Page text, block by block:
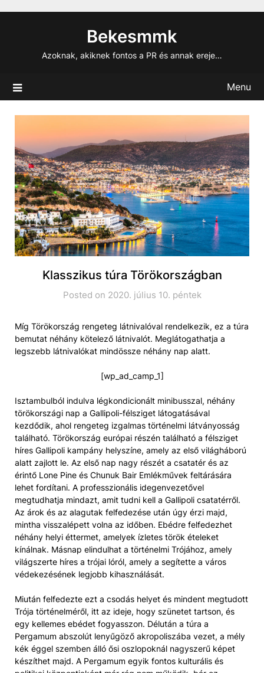
Bekesmmk
Azoknak, akiknek fontos a PR és annak ereje…
Menu
Klasszikus túra Törökországban
Posted on 2020. július 10. péntek
Míg Törökország rengeteg látnivalóval rendelkezik, ez a túra
bemutat néhány kötelező látnivalót. Meglátogathatja a
legszebb látnivalókat mindössze néhány nap alatt.
[wp_ad_camp_1]
Isztambulból indulva légkondicionált minibusszal, néhány
törökországi nap a Gallipoli-félsziget látogatásával
kezdődik, ahol rengeteg izgalmas történelmi látványosság
található. Törökország európai részén található a félsziget
híres Gallipoli kampány helyszíne, amely az első világháború
alatt zajlott le. Az első nap nagy részét a csatatér és az
érintő Lone Pine és Chunuk Bair Emlékművek feltárására
lehet fordítani. A professzionális idegenvezetővel
megtudhatja mindazt, amit tudni kell a Gallipoli csatatérről.
Az árok és az alagutak felfedezése után úgy érzi majd,
mintha visszalépett volna az időben. Ebédre felfedezhet
néhány helyi éttermet, amelyek ízletes török ​​ételeket
kínálnak. Másnap elindulhat a történelmi Trójához, amely
világszerte híres a trójai lóról, amely a segítette a város
védekezésének legjobb kihasználását.
Miután felfedezte ezt a csodás helyet és mindent megtudott
Trója történelméről, itt az ideje, hogy szünetet tartson, és
egy kellemes ebédet fogyasszon. Délután a túra a
Pergamum abszolút lenyűgöző akropoliszába vezet, a mély
kék éggel szemben álló ősi oszlopoknál nagyszerű képet
készíthet majd. A Pergamum egyik fontos kulturális és